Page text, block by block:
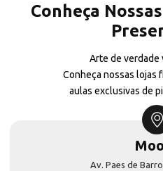
Conheça
Arte de verdade
Conheça nossas lojas
aulas exclusivas de
Av. Paes de